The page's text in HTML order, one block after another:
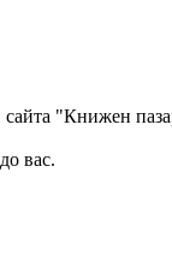
сайта "Книжен
вас.